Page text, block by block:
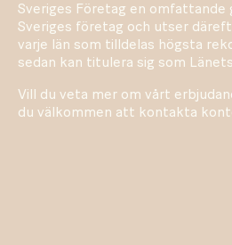
Sveriges Företag en omfattande
Sveriges företag och utser
varje län som tilldelas högsta
sedan kan titulera sig som
Vill du veta mer om vårt
du välkommen att kontakta